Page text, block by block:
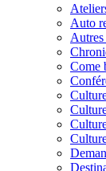
Auto
Autres
Come